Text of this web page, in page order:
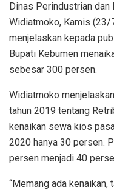
Dinas Perindustrian
Widiatmoko, Kamis (23/
menjelaskan kepada
Bupati Kebumen
sebesar 300 persen.
Widiatmoko
tahun 2019 tentang
kenaikan sewa kios
2020 hanya 30 persen.
persen menjadi 40
“Memang ada